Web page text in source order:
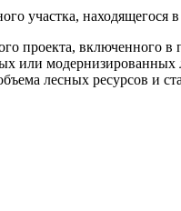
участка, находящегося
проекта, включенного
или
лесных ресурсов и